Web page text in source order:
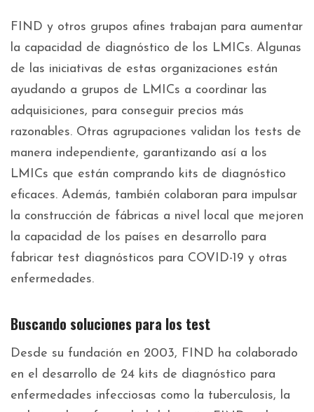
FIND y otros grupos afines trabajan para aumentar
la capacidad de diagnóstico de los LMICs. Algunas
de las iniciativas de estas organizaciones están
ayudando a grupos de LMICs a coordinar las
adquisiciones, para conseguir precios más
razonables. Otras agrupaciones validan los tests de
manera independiente, garantizando así a los
LMICs que están comprando kits de diagnóstico
eficaces. Además, también colaboran para impulsar
la construcción de fábricas a nivel local que mejoren
la capacidad de los países en desarrollo para
fabricar test diagnósticos para COVID-19 y otras
enfermedades.
Buscando soluciones para los test
Desde su fundación en 2003, FIND ha colaborado
en el desarrollo de 24 kits de diagnóstico para
enfermedades infecciosas como la tuberculosis, la